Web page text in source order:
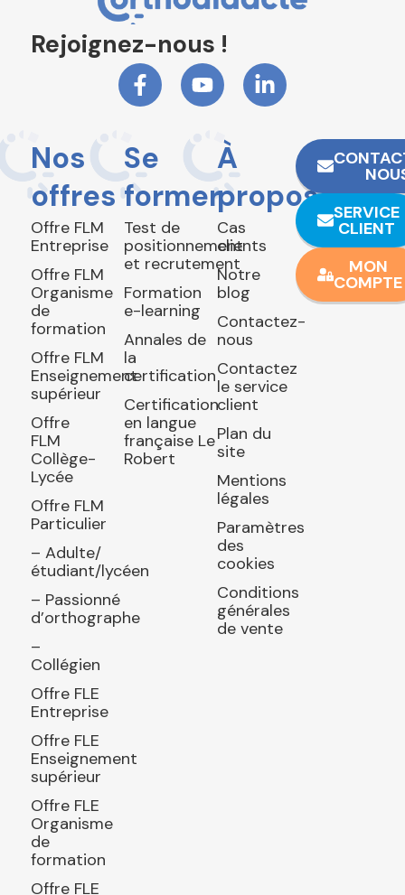
Rejoignez-nous !
Nos
offres
Offre FLM
Entreprise
Offre FLM
Organisme
de
formation
Offre FLM
Enseignement
supérieur
Offre
FLM
Collège-
Lycée
Offre FLM
Particulier
– Adulte/
étudiant/lycéen
– Passionné
d’orthographe
–
Collégien
Offre FLE
Entreprise
Offre FLE
Enseignement
supérieur
Offre FLE
Organisme
de
formation
Offre FLE
Se
former
Test de
positionnement
et recrutement
Formation
e-learning
Annales de
la
certification
Certification
en langue
française Le
Robert
À
propos
Cas
clients
Notre
blog
Contactez-
nous
Contactez
le service
client
Plan du
site
Mentions
légales
Paramètres
des
cookies
Conditions
générales
de vente
SERVICE
CLIENT
MON
COMPTE